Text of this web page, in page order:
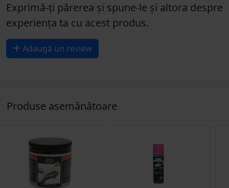
Exprimă-ți părerea și spune-le și altora despre
experiența ta cu acest produs.
Adaugă un review
Produse asemănătoare